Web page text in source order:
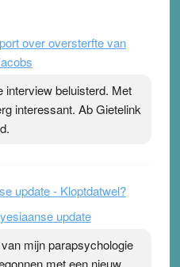
over oversterfte van
interview beluisterd. Met
interessant. Ab Gietelink
update - Kloptdatwel?
update
mijn parapsychologie
met een nieuw